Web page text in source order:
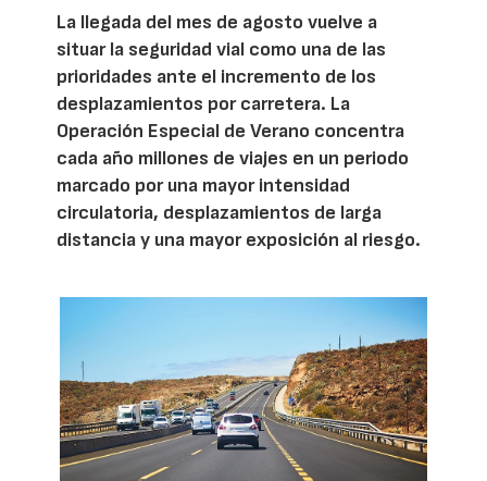
La llegada del mes de agosto vuelve a
situar la seguridad vial como una de las
prioridades ante el incremento de los
desplazamientos por carretera. La
Operación Especial de Verano concentra
cada año millones de viajes en un periodo
marcado por una mayor intensidad
circulatoria, desplazamientos de larga
distancia y una mayor exposición al riesgo.